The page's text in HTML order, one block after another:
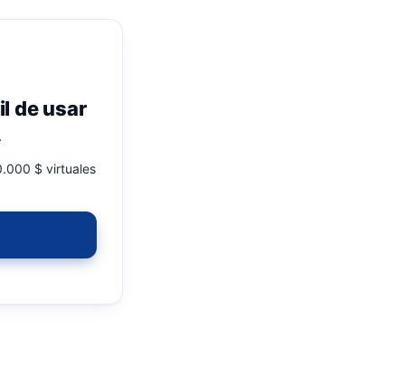
de usar
$ virtuales